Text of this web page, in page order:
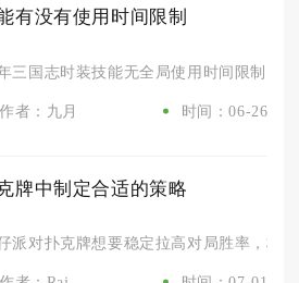
有没有使用时间限制
三国志时装技能无全局使用时间限制，
作者：九月 时间：06-26
牌中制定合适的策略
派对扑克牌想要稳定拉高对局胜率，核